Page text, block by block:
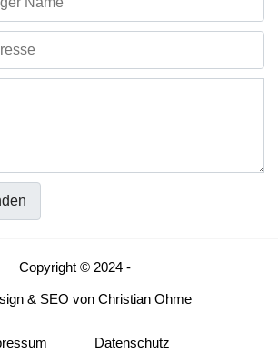
Copyright © 2024 -
& SEO von Christian Ohme
Datenschutz